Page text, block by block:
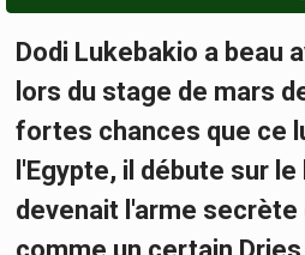
Dodi Lukebakio a beau
lors du stage de mars
fortes chances que ce
l'Egypte, il débute sur le
devenait l'arme secrète